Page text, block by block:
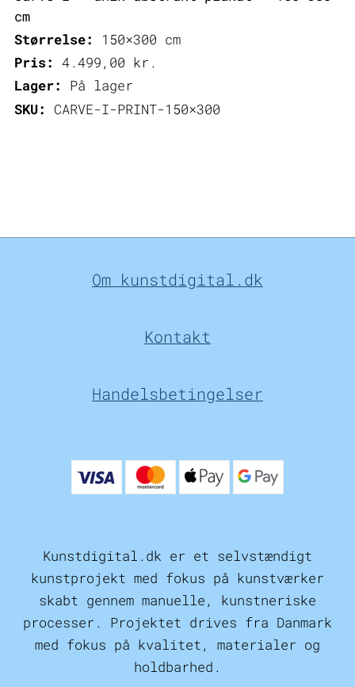
cm
Størrelse:
150×300 cm
Pris: 4.499,00 kr.
Lager:
På lager
SKU:
CARVE-I-PRINT-150×300
Om kunstdigital.dk
Kontakt
Handelsbetingelser
Kunstdigital.dk er et selvstændigt
kunstprojekt med fokus på kunstværker
skabt gennem manuelle, kunstneriske
processer. Projektet drives fra Danmark
med fokus på kvalitet, materialer og
holdbarhed.